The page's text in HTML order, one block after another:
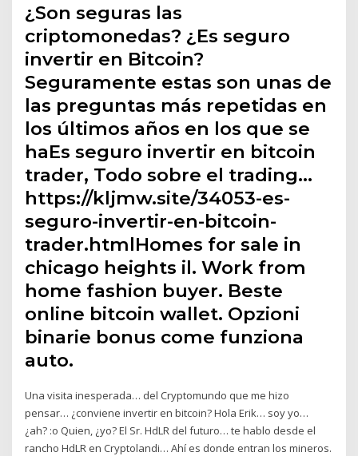
¿Son seguras las
criptomonedas? ¿Es seguro
invertir en Bitcoin?
Seguramente estas son unas de
las preguntas más repetidas en
los últimos años en los que se
haEs seguro invertir en bitcoin
trader, Todo sobre el trading…
https://kljmw.site/34053-es-
seguro-invertir-en-bitcoin-
trader.htmlHomes for sale in
chicago heights il. Work from
home fashion buyer. Beste
online bitcoin wallet. Opzioni
binarie bonus come funziona
auto.
Una visita inesperada… del Cryptomundo que me hizo
pensar… ¿conviene invertir en bitcoin? Hola Erik… soy yo…
¿ah? :o Quien, ¿yo? El Sr. HdLR del futuro… te hablo desde el
rancho HdLR en Cryptolandi… Ahí es donde entran los mineros.